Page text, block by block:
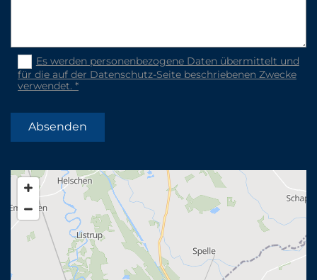
Es werden personenbezogene Daten übermittelt und
für die auf der Datenschutz-Seite beschriebenen Zwecke
verwendet. *